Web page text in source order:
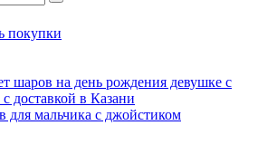
покупки
мальчика с джойстиком